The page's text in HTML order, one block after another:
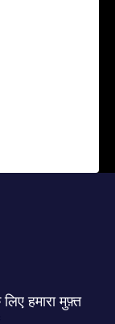
हमारा मुफ़्त